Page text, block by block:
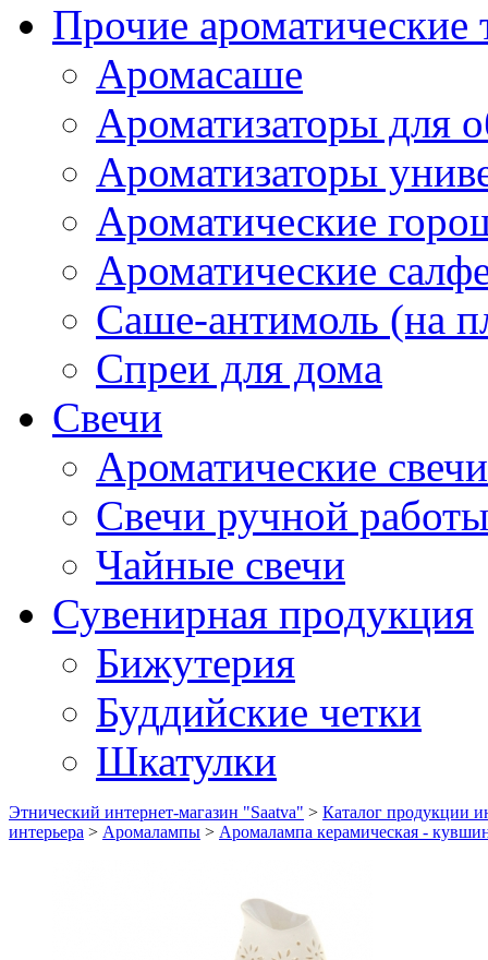
Прочие ароматические
Аромасаше
Ароматизаторы для
Ароматизаторы
Ароматические
Ароматические
Саше-антимоль (на
Спреи для дома
Свечи
Ароматические свечи
Свечи ручной работы
Чайные свечи
Сувенирная продукция
Бижутерия
Буддийские четки
Шкатулки
Этнический интернет-магазин "Saatva" > Каталог продукции
интерьера > Аромалампы > Аромалампа керамическая -